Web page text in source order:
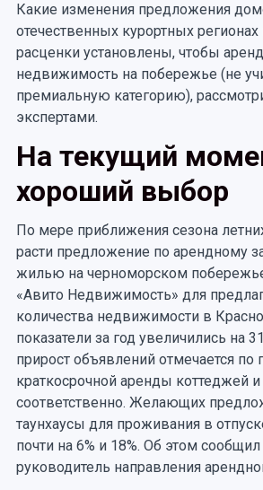
Какие изменения предложения
отечественных курортных
расценки установлены, чтобы
недвижимость на побережье (не
премиальную категорию),
экспертами.
На текущий
хороший выбор
По мере приближения сезона
расти предложение по арендному
жилью на черноморском
«Авито Недвижимость» для
количества недвижимости в
показатели за год увеличились на
прирост объявлений отмечается
краткосрочной аренды коттеджей
соответственно. Желающих
таунхаусы для проживания в
почти на 6% и 18%. Об этом
руководитель направления